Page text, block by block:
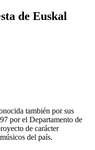
de Euskal
también por sus
por el Departamento de
de carácter
del país.